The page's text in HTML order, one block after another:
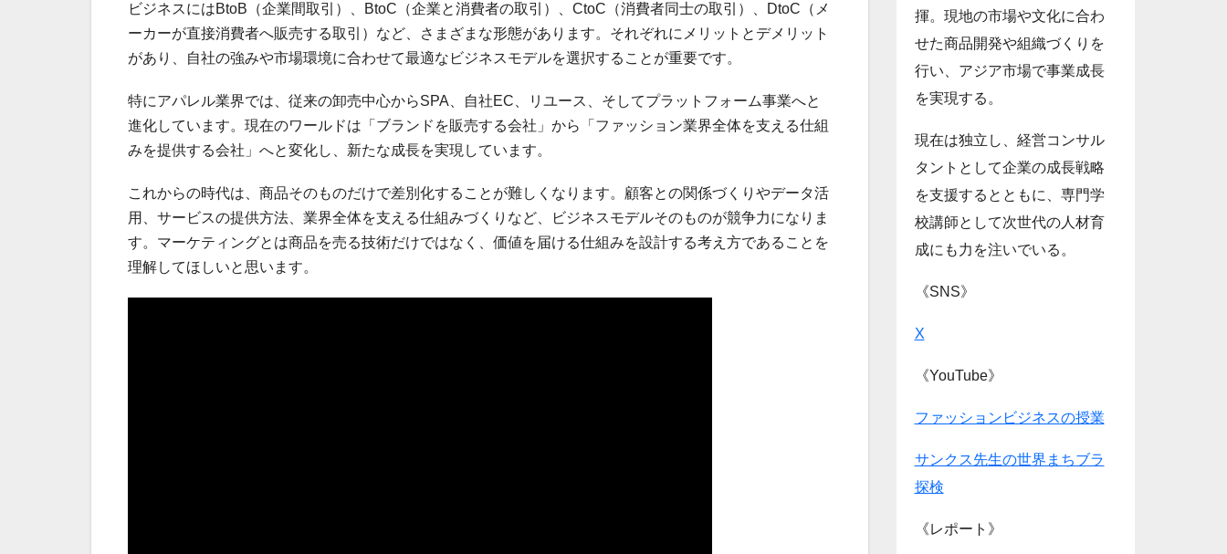
ビジネスにはBtoB（企業間取引）、BtoC（企業と消費者の取引）、CtoC（消費者同士の取引）、DtoC（メ
ーカーが直接消費者へ販売する取引）など、さまざまな形態があります。それぞれにメリットとデメリット
があり、自社の強みや市場環境に合わせて最適なビジネスモデルを選択することが重要です。
特にアパレル業界では、従来の卸売中心からSPA、自社EC、リユース、そしてプラットフォーム事業へと
進化しています。現在のワールドは「ブランドを販売する会社」から「ファッション業界全体を支える仕組
みを提供する会社」へと変化し、新たな成長を実現しています。
これからの時代は、商品そのものだけで差別化することが難しくなります。顧客との関係づくりやデータ活
用、サービスの提供方法、業界全体を支える仕組みづくりなど、ビジネスモデルそのものが競争力になりま
す。マーケティングとは商品を売る技術だけではなく、価値を届ける仕組みを設計する考え方であることを
理解してほしいと思います。
揮。現地の市場や文化に合わ
せた商品開発や組織づくりを
行い、アジア市場で事業成長
を実現する。
現在は独立し、経営コンサル
タントとして企業の成長戦略
を支援するとともに、専門学
校講師として次世代の人材育
成にも力を注いでいる。
《SNS》
X
《YouTube》
ファッションビジネスの授業
サンクス先生の世界まちブラ
探検
《レポート》